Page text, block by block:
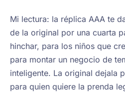
Mi lectura: la réplica AAA te
de la original por una cuarta
hinchar, para los niños que
para montar un negocio de
inteligente. La original dejala
para quien quiere la prenda